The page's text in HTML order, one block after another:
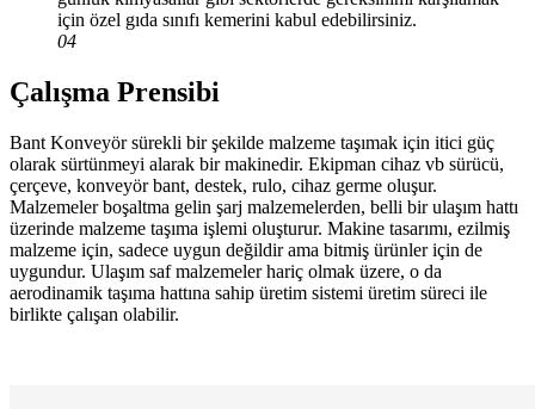
için özel gıda sınıfı kemerini kabul edebilirsiniz.
04
Çalışma Prensibi
Bant Konveyör sürekli bir şekilde malzeme taşımak için itici güç
olarak sürtünmeyi alarak bir makinedir. Ekipman cihaz vb sürücü,
çerçeve, konveyör bant, destek, rulo, cihaz germe oluşur.
Malzemeler boşaltma gelin şarj malzemelerden, belli bir ulaşım hattı
üzerinde malzeme taşıma işlemi oluşturur. Makine tasarımı, ezilmiş
malzeme için, sadece uygun değildir ama bitmiş ürünler için de
uygundur. Ulaşım saf malzemeler hariç olmak üzere, o da
aerodinamik taşıma hattına sahip üretim sistemi üretim süreci ile
birlikte çalışan olabilir.